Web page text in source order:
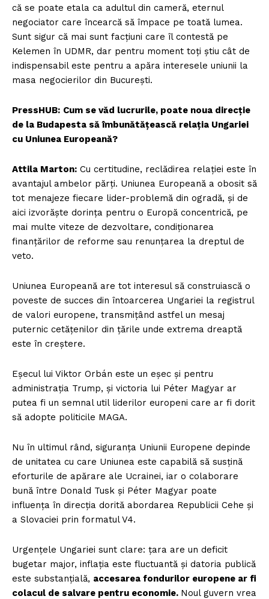
că se poate etala ca adultul din cameră, eternul
negociator care încearcă să împace pe toată lumea.
Sunt sigur că mai sunt facțiuni care îl contestă pe
Kelemen în UDMR, dar pentru moment toți știu cât de
indispensabil este pentru a apăra interesele uniunii la
masa negocierilor din București.
PressHUB: Cum se văd lucrurile, poate noua direcție
de la Budapesta să îmbunătățească relația Ungariei
cu Uniunea Europeană?
Attila Marton: Cu certitudine, reclădirea relației este în
avantajul ambelor părți. Uniunea Europeană a obosit să
tot menajeze fiecare lider-problemă din ogradă, și de
aici izvorăște dorința pentru o Europă concentrică, pe
mai multe viteze de dezvoltare, condiționarea
finanțărilor de reforme sau renunțarea la dreptul de
veto.
Uniunea Europeană are tot interesul să construiască o
poveste de succes din întoarcerea Ungariei la registrul
de valori europene, transmițând astfel un mesaj
puternic cetățenilor din țările unde extrema dreaptă
este în creștere.
Eșecul lui Viktor Orbán este un eșec și pentru
administrația Trump, și victoria lui Péter Magyar ar
putea fi un semnal util liderilor europeni care ar fi dorit
să adopte politicile MAGA.
Nu în ultimul rând, siguranța Uniunii Europene depinde
de unitatea cu care Uniunea este capabilă să susțină
eforturile de apărare ale Ucrainei, iar o colaborare
bună între Donald Tusk și Péter Magyar poate
influența în direcția dorită abordarea Republicii Cehe și
a Slovaciei prin formatul V4.
Urgențele Ungariei sunt clare: țara are un deficit
bugetar major, inflația este fluctuantă și datoria publică
este substanțială, accesarea fondurilor europene ar fi
colacul de salvare pentru economie. Noul guvern vrea